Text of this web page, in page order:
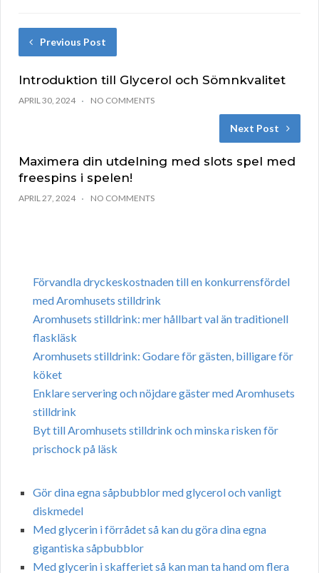
Previous Post
Introduktion till Glycerol och Sömnkvalitet
APRIL 30, 2024 NO COMMENTS
Next Post
Maximera din utdelning med slots spel med
freespins i spelen!
APRIL 27, 2024 NO COMMENTS
Förvandla dryckeskostnaden till en konkurrensfördel
med Aromhusets stilldrink
Aromhusets stilldrink: mer hållbart val än traditionell
flaskläsk
Aromhusets stilldrink: Godare för gästen, billigare för
köket
Enklare servering och nöjdare gäster med Aromhusets
stilldrink
Byt till Aromhusets stilldrink och minska risken för
prischock på läsk
Gör dina egna såpbubblor med glycerol och vanligt
diskmedel
Med glycerin i förrådet så kan du göra dina egna
gigantiska såpbubblor
Med glycerin i skafferiet så kan man ta hand om flera